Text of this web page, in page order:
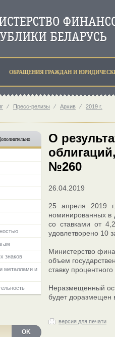
ОБРАЩЕНИЯ ГРАЖДАН И
⁄ Пресс-релизы ⁄ Архив ⁄ 2019 г.
знаков
металлами и
OK
О
№260
26.04.2019
25 апреля 2019
номинированных в
со ставками от
удовлетворено 10
Министерство
объем
ставку
Неразмещенный
будет доразмещен
версия для печати